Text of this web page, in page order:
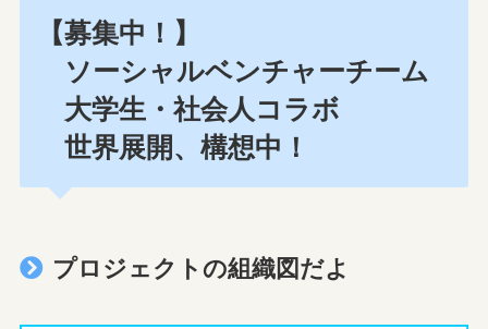
【募集中！】
ソーシャルベンチャーチーム
大学生・社会人コラボ
世界展開、構想中！
プロジェクトの組織図だよ